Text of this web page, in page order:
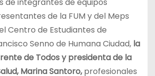
de la FUM y del Meps
Centro de Estudiantes de
Senno de Humana Ciudad,la
de Todos y presidenta de la
Marina Santoro,profesionales